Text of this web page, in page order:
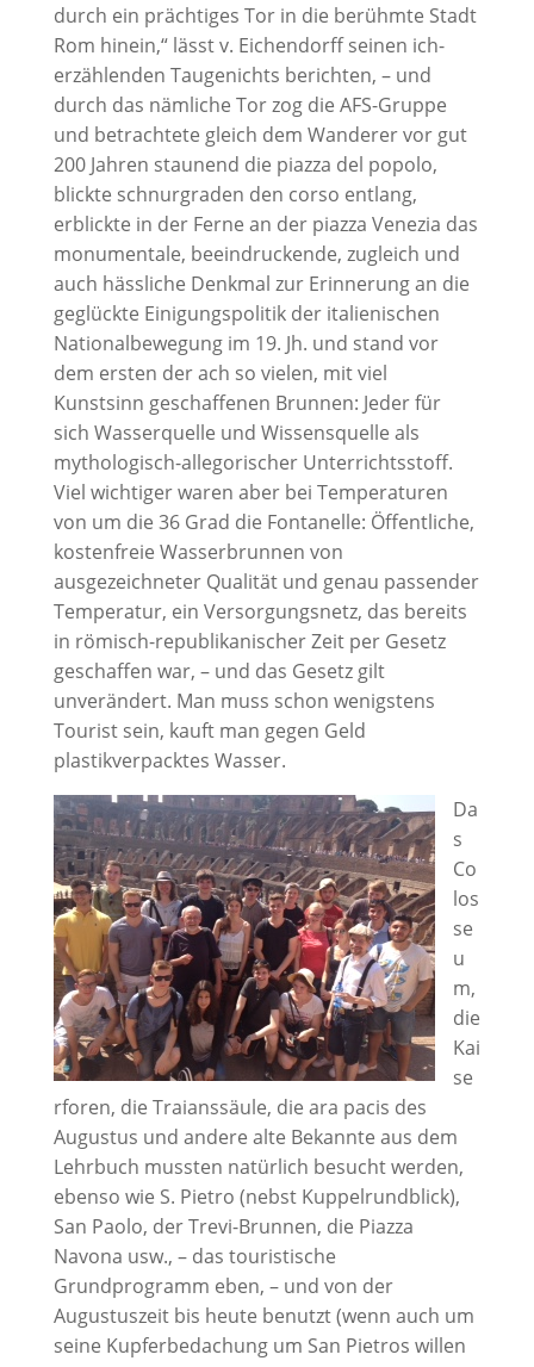
durch ein prächtiges Tor in die berühmte Stadt
Rom hinein,“ lässt v. Eichendorff seinen ich-
erzählenden Taugenichts berichten, – und
durch das nämliche Tor zog die AFS-Gruppe
und betrachtete gleich dem Wanderer vor gut
200 Jahren staunend die piazza del popolo,
blickte schnurgraden den corso entlang,
erblickte in der Ferne an der piazza Venezia das
monumentale, beeindruckende, zugleich und
auch hässliche Denkmal zur Erinnerung an die
geglückte Einigungspolitik der italienischen
Nationalbewegung im 19. Jh. und stand vor
dem ersten der ach so vielen, mit viel
Kunstsinn geschaffenen Brunnen: Jeder für
sich Wasserquelle und Wissensquelle als
mythologisch-allegorischer Unterrichtsstoff.
Viel wichtiger waren aber bei Temperaturen
von um die 36 Grad die Fontanelle: Öffentliche,
kostenfreie Wasserbrunnen von
ausgezeichneter Qualität und genau passender
Temperatur, ein Versorgungsnetz, das bereits
in römisch-republikanischer Zeit per Gesetz
geschaffen war, – und das Gesetz gilt
unverändert. Man muss schon wenigstens
Tourist sein, kauft man gegen Geld
plastikverpacktes Wasser.
Da
s
Co
los
se
u
m,
die
Kai
se
rforen, die Traianssäule, die ara pacis des
Augustus und andere alte Bekannte aus dem
Lehrbuch mussten natürlich besucht werden,
ebenso wie S. Pietro (nebst Kuppelrundblick),
San Paolo, der Trevi-Brunnen, die Piazza
Navona usw., – das touristische
Grundprogramm eben, – und von der
Augustuszeit bis heute benutzt (wenn auch um
seine Kupferbedachung um San Pietros willen